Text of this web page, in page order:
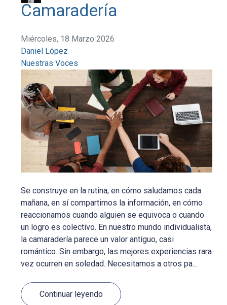
Camaradería
Miércoles, 18 Marzo 2026
Daniel López
Nuestras Voces
Se construye en la rutina; en cómo saludamos cada
mañana, en sí compartimos la información, en cómo
reaccionamos cuando alguien se equivoca o cuando
un logro es colectivo. En nuestro mundo individualista,
la camaradería parece un valor antiguo, casi
romántico. Sin embargo, las mejores experiencias rara
vez ocurren en soledad. Necesitamos a otros pa...
Continuar leyendo